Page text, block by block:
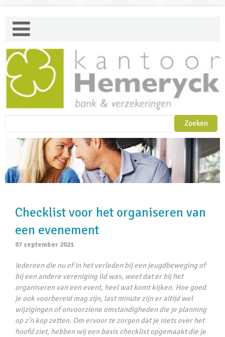
Checklist voor het organiseren van
een evenement
07 september 2021
Iedereen die nu of in het verleden bij een jeugdbeweging of
bij een andere vereniging lid was, weet dat er bij het
organiseren van een event, heel wat komt kijken. Hoe goed
je ook voorbereid mag zijn, last minute zijn er altijd wel
wijzigingen of onvoorziene omstandigheden die je planning
op z’n kop zetten. Om ervoor te zorgen dat je niets over het
hoofd ziet, hebben wij een basis checklist opgemaakt die je